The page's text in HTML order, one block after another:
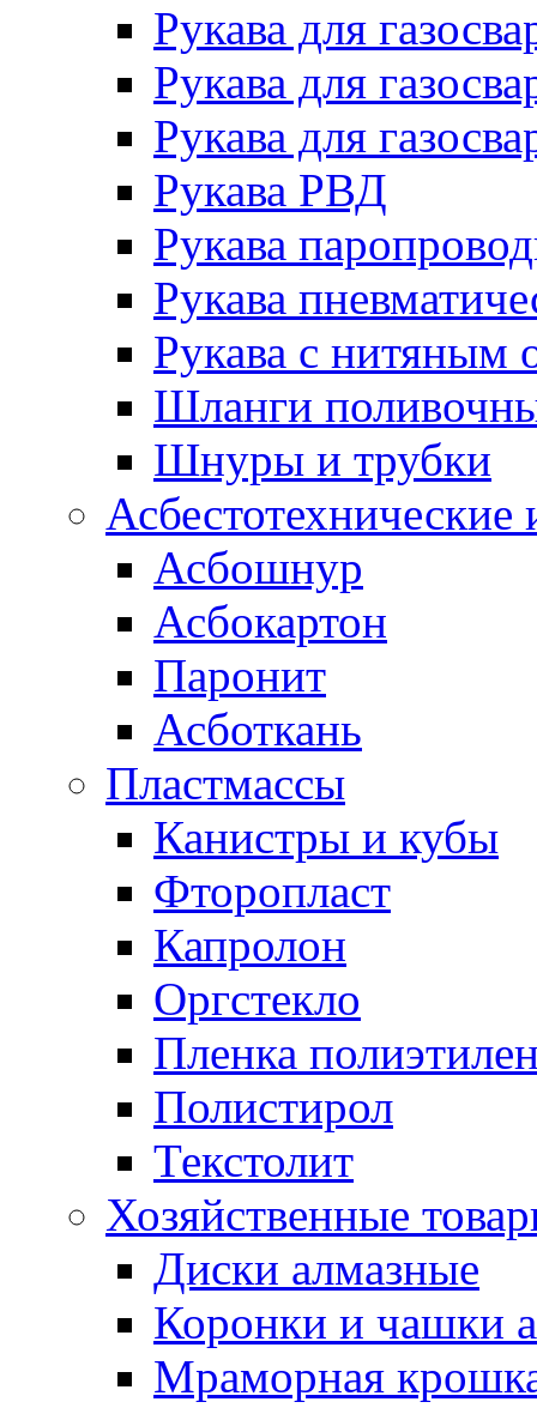
Рукава для
Рукава для
Рукава для
Рукава РВД
Рукава
Рукава
Рукава с нитяным
Шланги
Шнуры и трубки
Асбестотехнические
Асбошнур
Асбокартон
Паронит
Асботкань
Пластмассы
Канистры и кубы
Фторопласт
Капролон
Оргстекло
Пленка
Полистирол
Текстолит
Хозяйственные
Диски алмазные
Коронки и чашки
Мраморная